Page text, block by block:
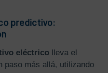
predictivo:
eléctricolleva el
paso más allá, utilizando